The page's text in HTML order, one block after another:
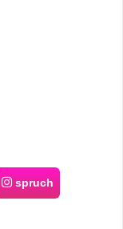
spruch